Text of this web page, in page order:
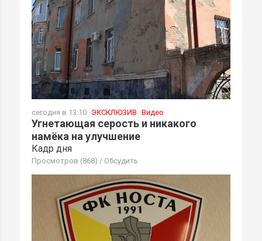
сегодня в 13:10 ЭКСКЛЮЗИВ Видео
Угнетающая серость и никакого
намёка на улучшение
Кадр дня
Просмотров (868) / Обсудить